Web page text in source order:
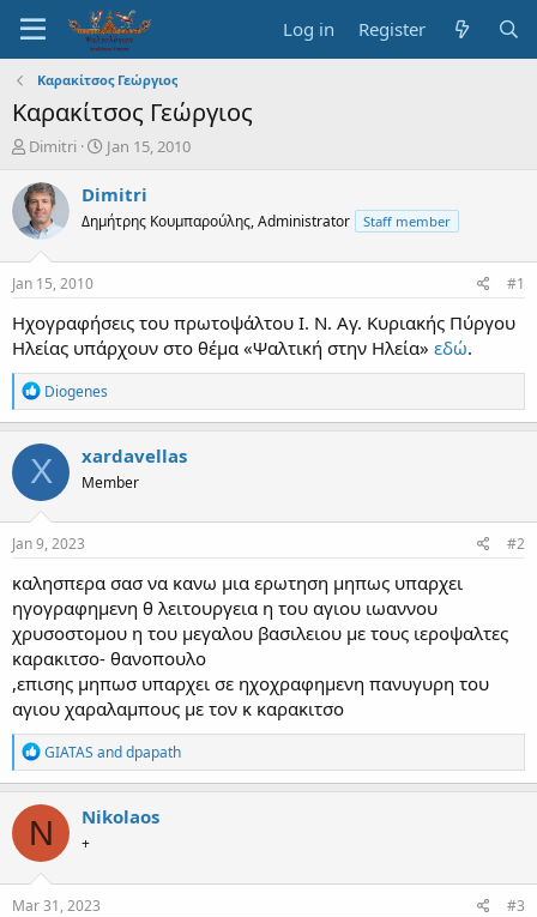
Log in Register
Καρακίτσος Γεώργιος
Καρακίτσος Γεώργιος
T
r
e
a
t
a
r
t
e
r
Dimitri
S
a
r
t
e
Jan 15, 2010
Dimitri
Δημήτρης Κουμπαρούλης, Administrator Staff member
Jan 15, 2010 #1
Ηχογραφήσεις του πρωτοψάλτου Ι. Ν. Αγ. Κυριακής Πύργου
Ηλείας υπάρχουν στο θέμα «Ψαλτική στην Ηλεία» εδώ.
R
e
a
c
t
i
o
n
Diogenes
X xardavellas
Member
Jan 9, 2023 #2
καλησπερα σασ να κανω μια ερωτηση μηπως υπαρχει
ηγογραφημενη θ λειτουργεια η του αγιου ιωαννου
χρυσοστομου η του μεγαλου βασιλειου με τους ιεροψαλτες
καρακιτσο- θανοπουλο
,επισης μηπωσ υπαρχει σε ηχοχραφημενη πανυγυρη του
αγιου χαραλαμπους με τον κ καρακιτσο
R
e
a
c
i
o
n
s
GIATAS anddpapath
N Nikolaos
+
Mar 31, 2023 #3